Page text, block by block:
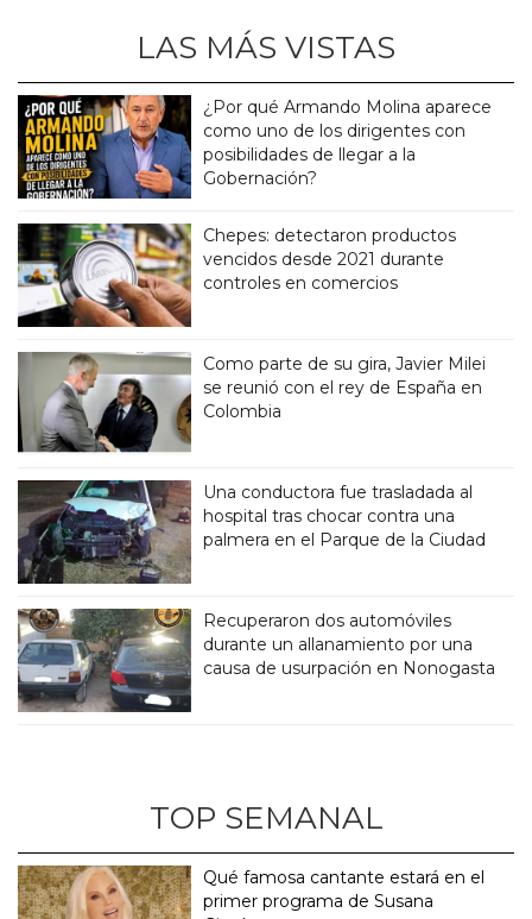
LAS MÁS VISTAS
¿Por qué Armando Molina aparece
como uno de los dirigentes con
posibilidades de llegar a la
Gobernación?
Chepes: detectaron productos
vencidos desde 2021 durante
controles en comercios
Como parte de su gira, Javier Milei
se reunió con el rey de España en
Colombia
Una conductora fue trasladada al
hospital tras chocar contra una
palmera en el Parque de la Ciudad
Recuperaron dos automóviles
durante un allanamiento por una
causa de usurpación en Nonogasta
TOP SEMANAL
Qué famosa cantante estará en el
primer programa de Susana